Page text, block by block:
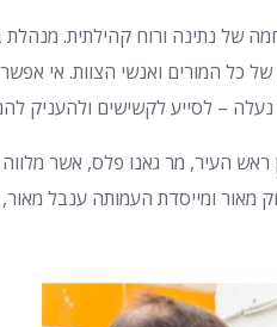
של נתינה ורוח קהילתית.
כל המורים ואנשי הצוות. אי
– לסייע לקשישים ולהעניק
ראש העיר, מר גאנו פלס, אשר
מאור ומייסדת העמותה ענבל